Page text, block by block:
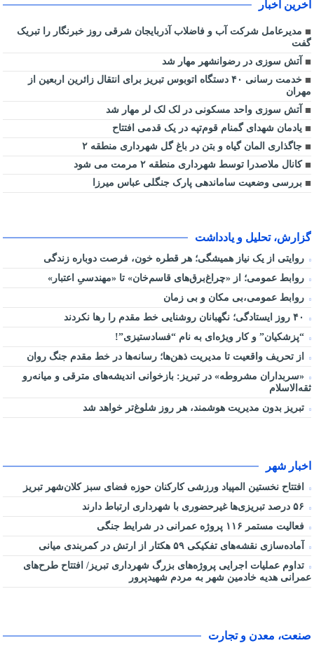
آخرین اخبار
مدیرعامل شرکت آب و فاضلاب آذربایجان شرقی روز خبرنگار را تبریک
گفت
آتش سوزی در رضوانشهر مهار شد
خدمت رسانی ۴۰ دستگاه اتوبوس تبریز برای انتقال زائرین اربعین از
مهران
آتش سوزی واحد مسکونی در لک لک لر مهار شد
یادمان شهدای گمنام قوم‌تپه در یک قدمی افتتاح
جاگذاری المان گیاه و بتن در باغ گل شهرداری منطقه ۲
کانال ملاصدرا توسط شهرداری منطقه ۲ مرمت می شود
بررسی وضعیت ساماندهی پارک جنگلی عباس میرزا
گزارش، تحلیل و یادداشت
روایتی از یک نیاز همیشگی؛ هر قطره خون، فرصت دوباره زندگی
روابط عمومی؛ از «چراغ‌برق‌های قاسم‌خان» تا «مهندسیِ اعتبار»
روابط عمومی،بی مکان و بی زمان
“پزشکیان” و کار ویژه‌ای به نام “فسادستیزی”!
از تحریف واقعیت تا مدیریت ذهن‌ها؛ رسانه‌ها در خط مقدم جنگ روان
«سربداران مشروطه» در تبریز: بازخوانی اندیشه‌های مترقی و میانه‌رو
ثقه‌الاسلام
تبریز بدون مدیریت هوشمند، هر روز شلوغ‌تر خواهد شد
اخبار شهر
افتتاح نخستین المپیاد ورزشی کارکنان حوزه فضای سبز کلان‌شهر تبریز
فعالیت مستمر ۱۱۶ پروژه عمرانی در شرایط جنگی
آماده‌سازی نقشه‌های تفکیکی ۵۹ هکتار از ارتش در کمربندی میانی
تداوم عملیات اجرایی پروژه‌های بزرگ شهرداری تبریز/ افتتاح طرح‌های
عمرانی هدیه خادمین شهر به مردم شهیدپرور
صنعت، معدن و تجارت